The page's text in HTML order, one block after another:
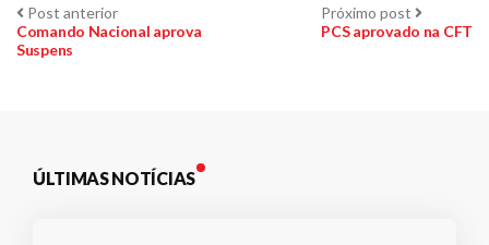
Navegação
de
Post anteriorPost
anterior:
Comando Nacional aprova
Suspens
Próximo post Próximo
post:
PCS aprovado na CFT
ÚLTIMAS NOTÍCIAS